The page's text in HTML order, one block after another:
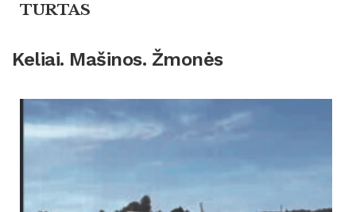
TURTAS
Keliai. Mašinos. Žmonės